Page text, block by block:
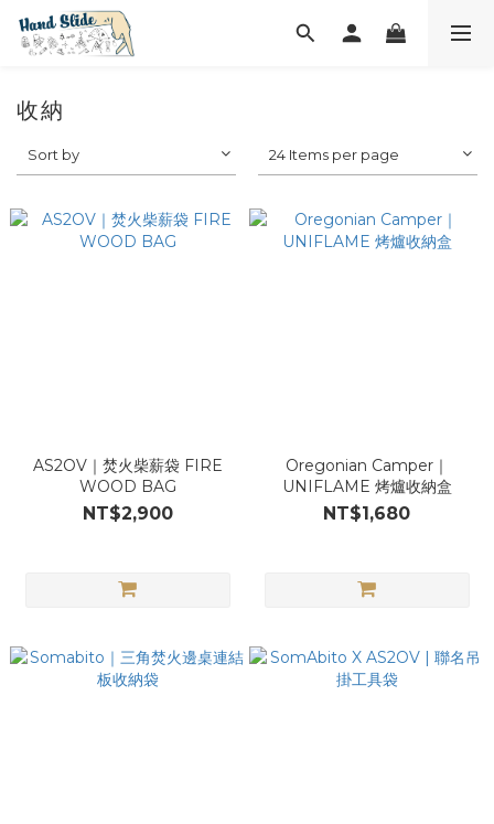
收納
Sort by 24 Items per page
AS2OV｜焚火柴薪袋 FIRE
WOOD BAG
NT$2,900
Oregonian Camper｜
UNIFLAME 烤爐收納盒
NT$1,680